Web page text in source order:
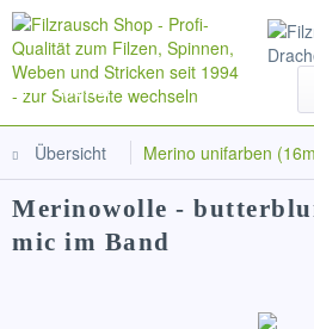
Menü
Übersicht Merino unifarben
Merinowolle -
mic im Band